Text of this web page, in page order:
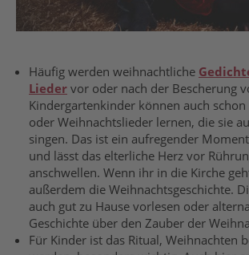
Häufig werden weihnachtliche
Lieder vor oder nach der Bescherung
Kindergartenkinder können auch
oder Weihnachtslieder lernen, die sie
singen. Das ist ein aufregender
und lässt das elterliche Herz vor
anschwellen. Wenn ihr in die Kirche
außerdem die Weihnachtsgeschichte.
auch gut zu Hause vorlesen oder
Geschichte über den Zauber der
Für Kinder ist das Ritual, Weihnachten